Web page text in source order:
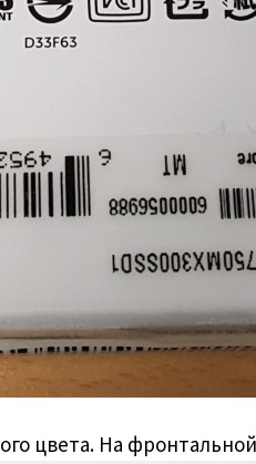
цвета. На